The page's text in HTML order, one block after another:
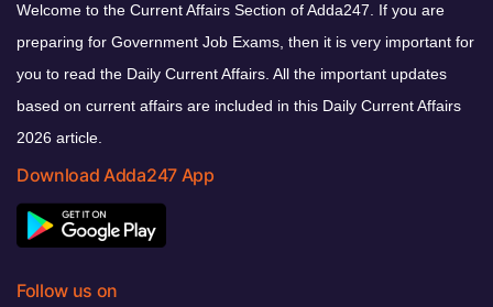
Welcome to the Current Affairs Section of Adda247. If you are
preparing for Government Job Exams, then it is very important for
you to read the Daily Current Affairs. All the important updates
based on current affairs are included in this Daily Current Affairs
2026 article.
Download Adda247 App
Follow us on